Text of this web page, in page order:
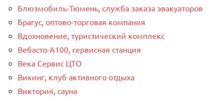
Блюзмобиль-Тюмень, служба заказа эвакуаторов
Брагус, оптово-торговая компания
Вдохновение, туристический комплекс
Вебасто-А100, сервисная станция
Века Сервис ЦТО
Викинг, клуб активного отдыха
Виктория, сауна